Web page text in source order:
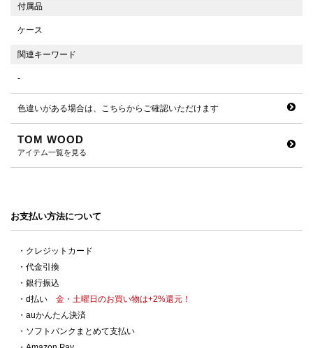
付属品
ケース
関連キーワード
-
色違いがある場合は、こちらからご確認いただけます
TOM WOOD
アイテム一覧を見る
お支払い方法について
・クレジットカード
・代金引換
・銀行振込
・d払い 金・土曜日のお買い物は+2%還元！
・auかんたん決済
・ソフトバンクまとめて支払い